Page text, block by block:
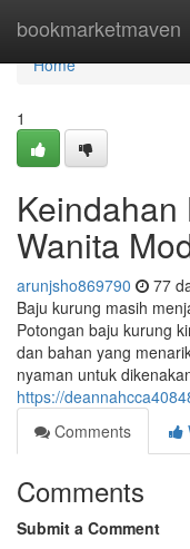
bookmarketmaven
Home
Home
1
Wanita
arunjsho869790 77
Baju kurung masih
Potongan baju kurung
dan bahan yang
nyaman untuk
https://
Comments
Comments
Submit a Comment